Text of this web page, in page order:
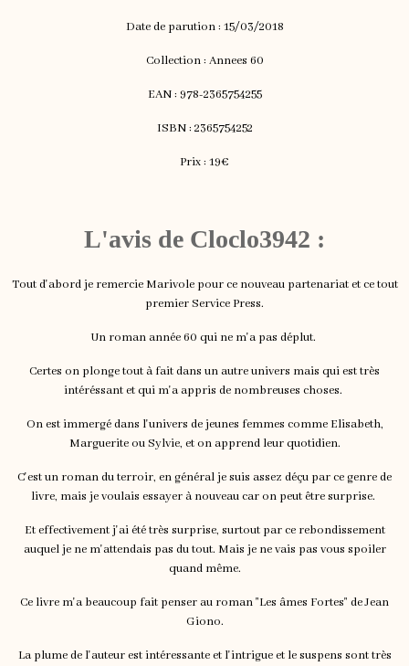
Date de parution : 15/03/2018
Collection : Annees 60
EAN : 978-2365754255
ISBN : 2365754252
Prix : 19€
L'avis de Cloclo3942 :
Tout d'abord je remercie Marivole pour ce nouveau partenariat et ce tout
premier Service Press.
Un roman année 60 qui ne m'a pas déplut.
Certes on plonge tout à fait dans un autre univers mais qui est très
intéréssant et qui m'a appris de nombreuses choses.
On est immergé dans l'univers de jeunes femmes comme Elisabeth,
Marguerite ou Sylvie, et on apprend leur quotidien.
C'est un roman du terroir, en général je suis assez déçu par ce genre de
livre, mais je voulais essayer à nouveau car on peut être surprise.
Et effectivement j'ai été très surprise, surtout par ce rebondissement
auquel je ne m'attendais pas du tout. Mais je ne vais pas vous spoiler
quand même.
Ce livre m'a beaucoup fait penser au roman "Les âmes Fortes" de Jean
Giono.
La plume de l'auteur est intéressante et l'intrigue et le suspens sont très